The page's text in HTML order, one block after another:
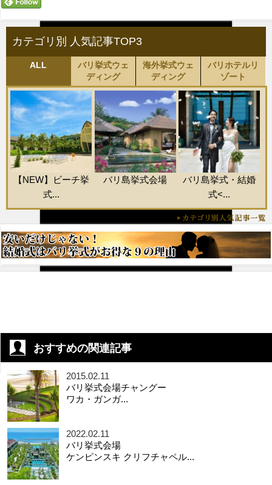
カテゴリ別 人気記事TOP3
ALL
バリ挙式ウェ
ディング
海外挙式ウェ
ディング
バリホテルリ
ゾート
【NEW】ビーチ挙
式...
バリ島挙式会場
バリ島挙式・結婚
式<...
おすすめの関連記事
2015.02.11
バリ挙式会場チャングー
ワカ・ガンガ...
2022.02.11
バリ挙式会場
ケンピンスキ クリフチャペル...